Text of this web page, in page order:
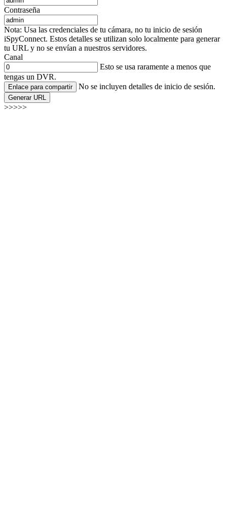
Contraseña
Nota: Usa las credenciales de tu cámara, no tu inicio de sesión
iSpyConnect. Estos detalles se utilizan solo localmente para generar
tu URL y no se envían a nuestros servidores.
Canal
Esto se usa raramente a menos que
tengas un DVR.
Enlace para compartir No se incluyen detalles de inicio de sesión.
Generar URL
>>>>>